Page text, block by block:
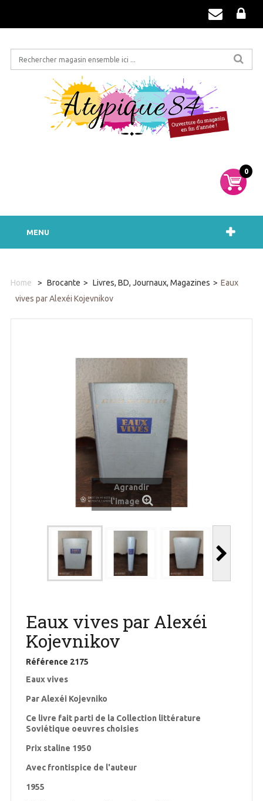
0
MENU
Home > Brocante > Livres, BD, Journaux, Magazines > Eaux
vives par Alexéi Kojevnikov
Agrandir
l'image
Eaux vives par Alexéi
Kojevnikov
Référence 2175
Eaux vives
Par Alexéi Kojevniko
Ce livre fait parti de la Collection littérature
Soviétique oeuvres choisies
Prix staline 1950
Avec frontispice de l'auteur
1955